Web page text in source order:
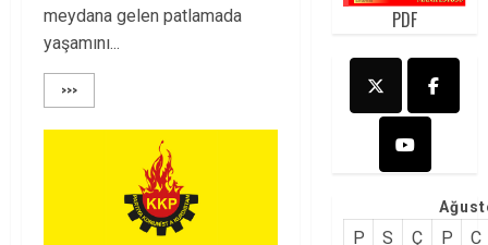
meydana gelen patlamada
yaşamını...
>>>
PDF
P S Ç P C